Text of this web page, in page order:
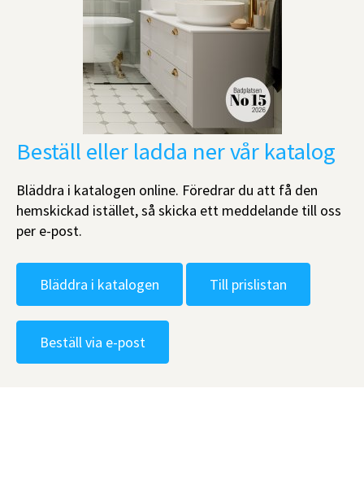
Beställ eller ladda ner vår katalog
Bläddra i katalogen online. Föredrar du att få den
hemskickad istället, så skicka ett meddelande till oss
per e-post.
Bläddra i katalogen Till prislistan
Beställ via e-post